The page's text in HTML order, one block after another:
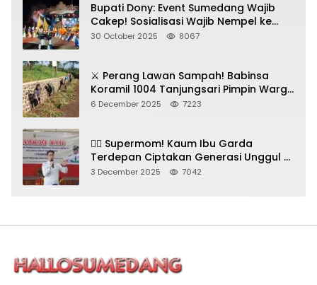
Bupati Dony: Event Sumedang Wajib
Cakep! Sosialisasi Wajib Nempel ke
Seni Budaya!
30 October 2025 8067
⚔️ Perang Lawan Sampah! Babinsa
Koramil 1004 Tanjungsari Pimpin Warga
Bersihkan Gorong-Gorong & Plastik
6 December 2025 7223
🦸‍♀️ Supermom! Kaum Ibu Garda
Terdepan Ciptakan Generasi Unggul di
Sumedang
3 December 2025 7042